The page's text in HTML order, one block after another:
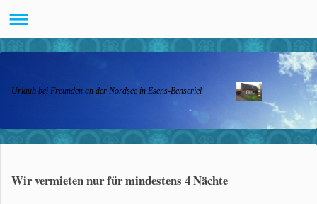
Urlaub bei Freunden an der Nordsee in Esens-Benseriel
Wir vermieten nur für mindestens 4 Nächte